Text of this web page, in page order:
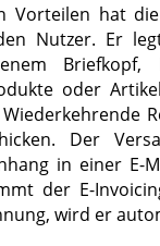
Vorteilen hat
Nutzer. Er
oder
Der
in einer
der E-
wird er